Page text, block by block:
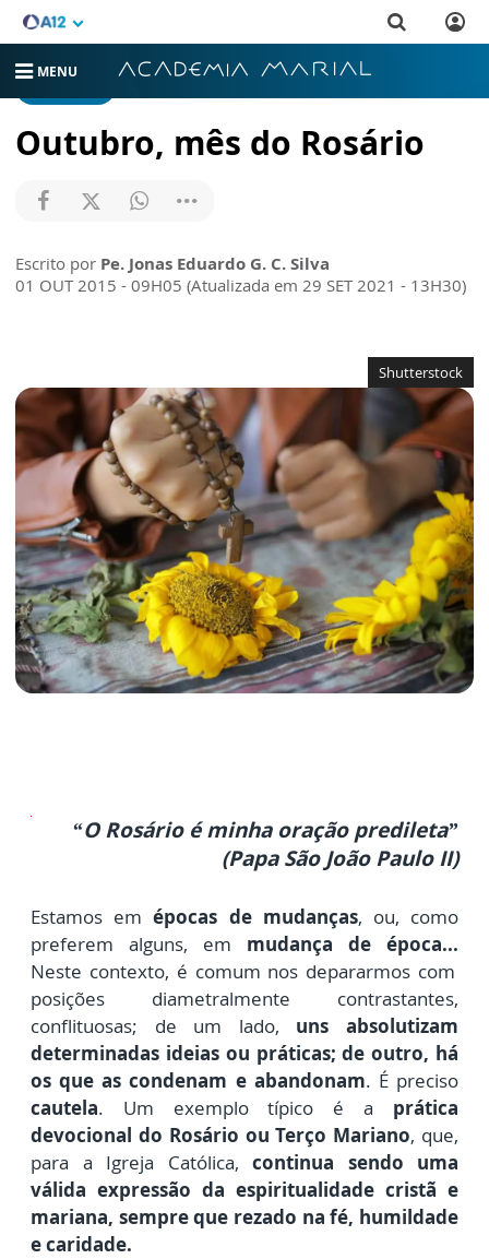
MENU
Outubro, mês do Rosário
Escrito por Pe. Jonas Eduardo G. C. Silva
01 OUT 2015 - 09H05 (Atualizada em 29 SET 2021 - 13H30)
Shutterstock
“O Rosário é minha oração predileta”
(Papa São João Paulo II)
Estamos emépocas de mudanças, ou, como
preferem alguns, em mudança de época...
Neste contexto, é comum nos depararmos com
posições diametralmente contrastantes,
conflituosas; de um lado, uns absolutizam
determinadas ideias ou práticas; de outro, há
os que as condenam e abandonam. É preciso
cautela. Um exemplo típico é a prática
devocional do Rosário ou Terço Mariano, que,
para a Igreja Católica, continua sendo uma
válida expressão da espiritualidade cristã e
mariana, sempre que rezado na fé, humildade
e caridade.